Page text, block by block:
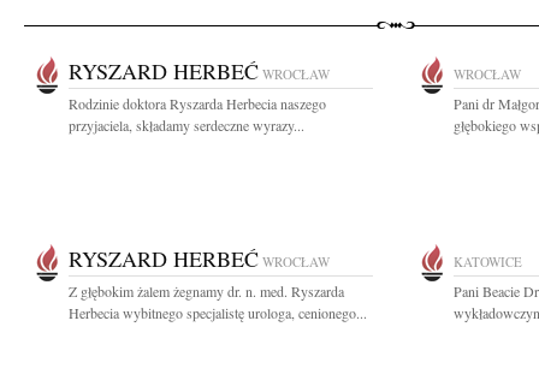
RYSZARD HERBEĆ WROCŁAW
Rodzinie doktora Ryszarda Herbecia naszego
przyjaciela, składamy serdeczne wyrazy...
WROCŁAW
Pani dr
głębokiego
RYSZARD HERBEĆ WROCŁAW
Z głębokim żalem żegnamy dr. n. med. Ryszarda
Herbecia wybitnego specjalistę urologa, cenionego...
KATOWICE
Pani Beacie